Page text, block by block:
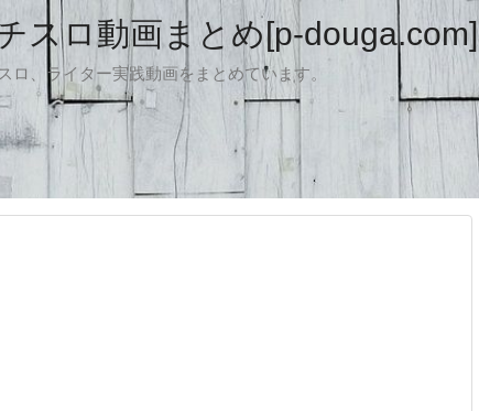
スロ動画まとめ[p-douga.com]
、ライター実践動画をまとめています。